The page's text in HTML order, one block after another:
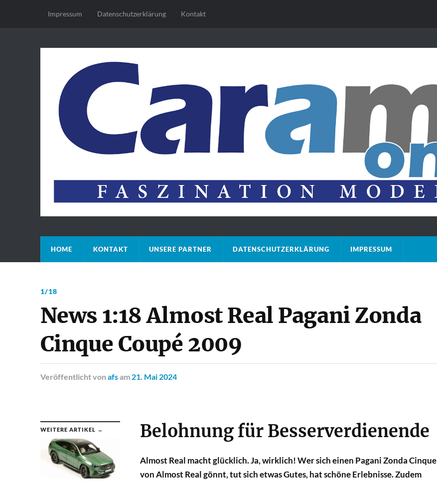
Impressum Datenschutz­erklärung Kontakt
HOME KONTAKT UNSERE PARTNER DATENSCHUTZ­ERKLÄRUNG IMPRESSUM
1/18
News 1:18 Almost Real Pagani Zonda
Cinque Coupé 2009
Veröffentlichtvon afsam 21. Mai 2024
WEITERE ARTIKEL → Belohnung für Besserverdienende
Almost Real macht glücklich. Ja, wirklich! Wer sich einen Pagani Zonda Cinque
von Almost Real gönnt, tut sich etwas Gutes, hat schöne Erlebnisse. Zudem